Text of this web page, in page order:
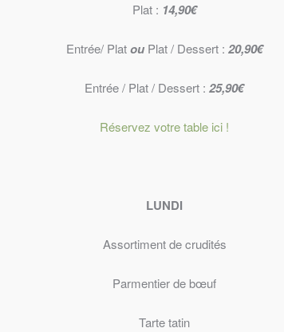
Plat : 14,90€
Entrée/ PlatouPlat / Dessert : 20,90€
Entrée / Plat / Dessert : 25,90€
Réservez votre table ici !
LUNDI
Assortiment de crudités
Parmentier de bœuf
Tarte tatin